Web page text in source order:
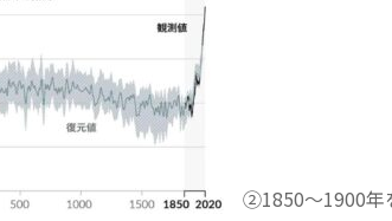
②1850～1900年